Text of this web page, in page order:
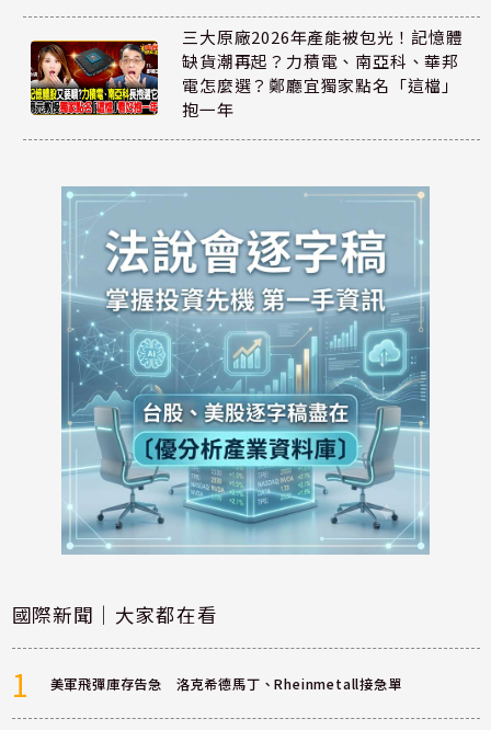
三大原廠2026年產能被包光！記憶體
缺貨潮再起？力積電、南亞科、華邦
電怎麼選？鄭廳宜獨家點名「這檔」
抱一年
國際新聞｜大家都在看
1 美軍飛彈庫存告急 洛克希德馬丁、Rheinmetall接急單